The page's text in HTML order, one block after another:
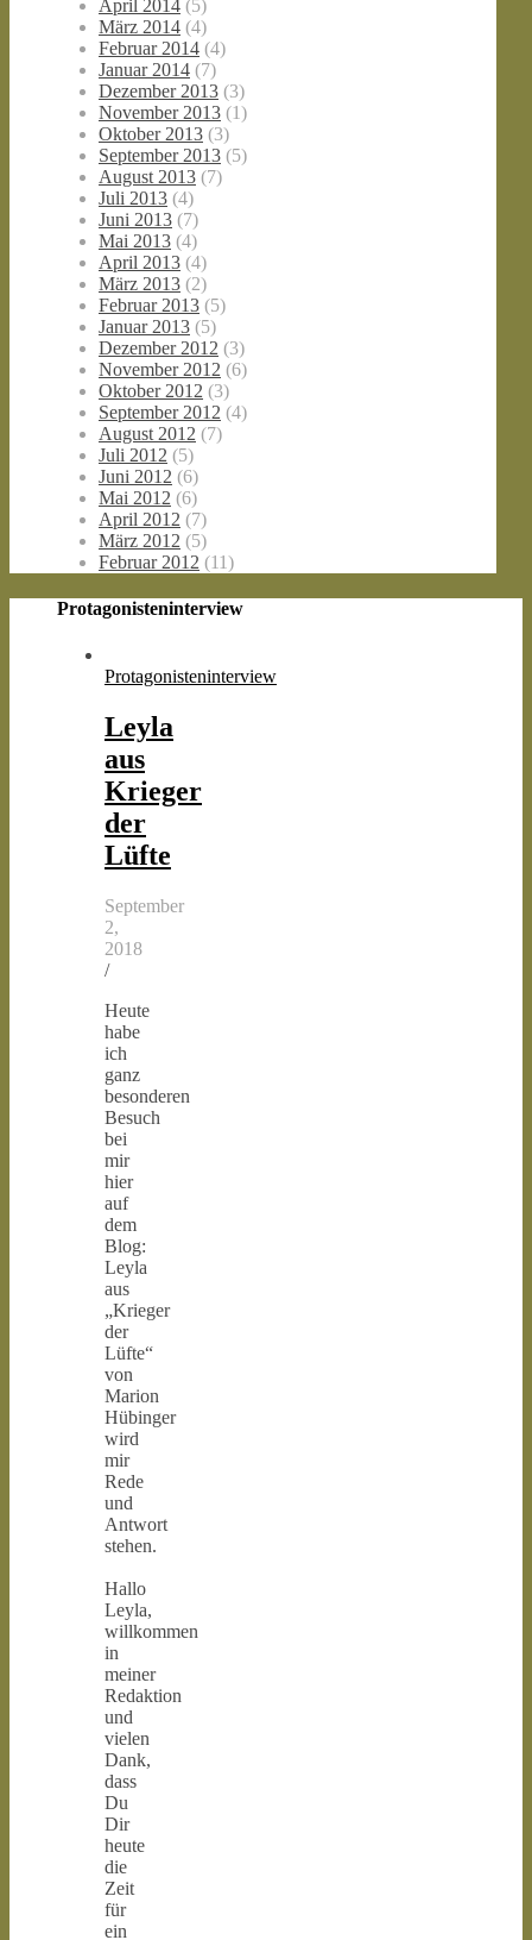
April 2014 (5)
März 2014 (4)
Februar 2014 (4)
Januar 2014 (7)
Dezember 2013 (3)
November 2013 (1)
Oktober 2013 (3)
September 2013 (5)
August 2013 (7)
Juli 2013 (4)
Juni 2013 (7)
Mai 2013 (4)
April 2013 (4)
März 2013 (2)
Februar 2013 (5)
Januar 2013 (5)
Dezember 2012 (3)
November 2012 (6)
Oktober 2012 (3)
September 2012 (4)
August 2012 (7)
Juli 2012 (5)
Juni 2012 (6)
Mai 2012 (6)
April 2012 (7)
März 2012 (5)
Februar 2012 (11)
Protagonisteninterview
Protagonisteninterview
Leyla
aus
Krieger
der
Lüfte
September
2,
2018
/
Heute
habe
ich
ganz
besonderen
Besuch
bei
mir
hier
auf
dem
Blog:
Leyla
aus
„Krieger
der
Lüfte“
von
Marion
Hübinger
wird
mir
Rede
und
Antwort
stehen.
Hallo
Leyla,
willkommen
in
meiner
Redaktion
und
vielen
Dank,
dass
Du
Dir
heute
die
Zeit
für
ein